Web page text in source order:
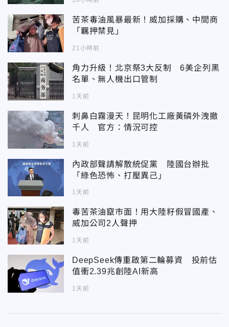
苦茶毒油風暴最新！威加採購、中間商
「羈押禁見」
21小時前
角力升級！北京祭3大反制 6美企列黑
名單、無人機出口管制
1天前
刺鼻白霧漫天！昆明化工廠黃磷外洩撤
千人 官方：情況可控
1天前
內政部聲請解散統促黨 陸國台辦批
「綠色恐怖、打壓異己」
1天前
毒苦茶油竄市面！用大陸籽假冒國產、
威加公司2人聲押
1天前
DeepSeek傳重啟第二輪募資 投前估
值衝2.39兆創陸AI新高
1天前